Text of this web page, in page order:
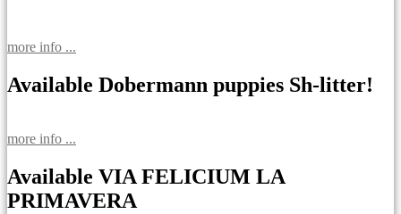
more info ...
Available Dobermann puppies Sh-litter!
more info ...
Available VIA FELICIUM LA
PRIMAVERA